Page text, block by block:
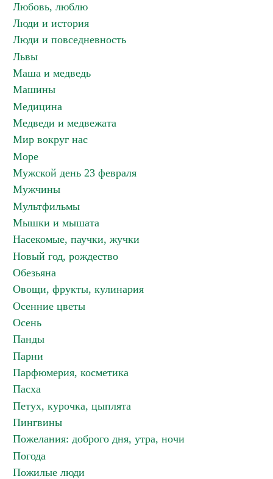
Любовь, люблю
Люди и история
Люди и повседневность
Львы
Маша и медведь
Машины
Медицина
Медведи и медвежата
Мир вокруг нас
Море
Мужской день 23 февраля
Мужчины
Мультфильмы
Мышки и мышата
Насекомые, паучки, жучки
Новый год, рождество
Обезьяна
Овощи, фрукты, кулинария
Осенние цветы
Осень
Панды
Парни
Парфюмерия, косметика
Пасха
Петух, курочка, цыплята
Пингвины
Пожелания: доброго дня, утра, ночи
Погода
Пожилые люди